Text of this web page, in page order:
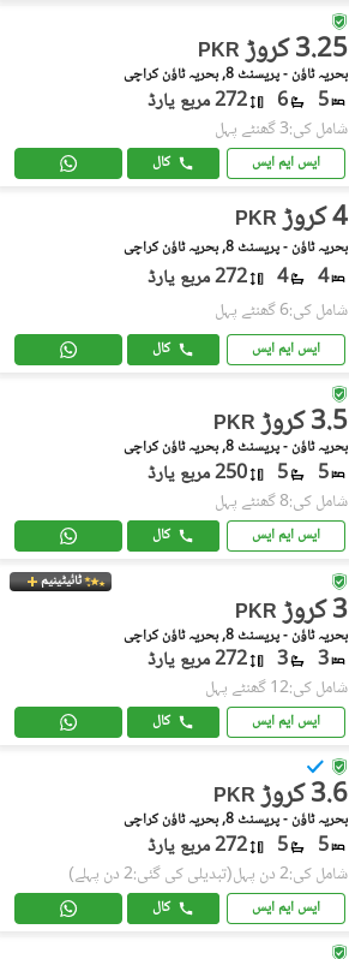
PKR 3.25 کروڑ
بحریہ ٹاؤن - پریسنٹ 8, بحریہ ٹاؤن کراچی
5
6 272 مربع یارڈ
شامل کی:3 گھنٹے پہل
ایس ایم ایس کال
PKR 4 کروڑ
بحریہ ٹاؤن - پریسنٹ 8, بحریہ ٹاؤن کراچی
4
4 272 مربع یارڈ
شامل کی:6 گھنٹے پہل
ایس ایم ایس کال
PKR 3.5 کروڑ
بحریہ ٹاؤن - پریسنٹ 8, بحریہ ٹاؤن کراچی
5
5 250 مربع یارڈ
شامل کی:8 گھنٹے پہل
ایس ایم ایس کال
ٹائیٹینیم
PKR 3 کروڑ
بحریہ ٹاؤن - پریسنٹ 8, بحریہ ٹاؤن کراچی
3
3 272 مربع یارڈ
شامل کی:12 گھنٹے پہل
ایس ایم ایس کال
PKR 3.6 کروڑ
بحریہ ٹاؤن - پریسنٹ 8, بحریہ ٹاؤن کراچی
5
5 272 مربع یارڈ
شامل کی:2 دن پہل (تبدیلی کی گئی:2 دن پہلے)
ایس ایم ایس کال